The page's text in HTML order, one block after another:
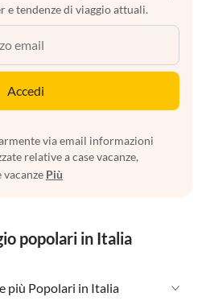
e tendenze di viaggio attuali.
Accedi
via email informazioni
relative a case vacanze,
Più
popolari in Italia
più Popolari in Italia